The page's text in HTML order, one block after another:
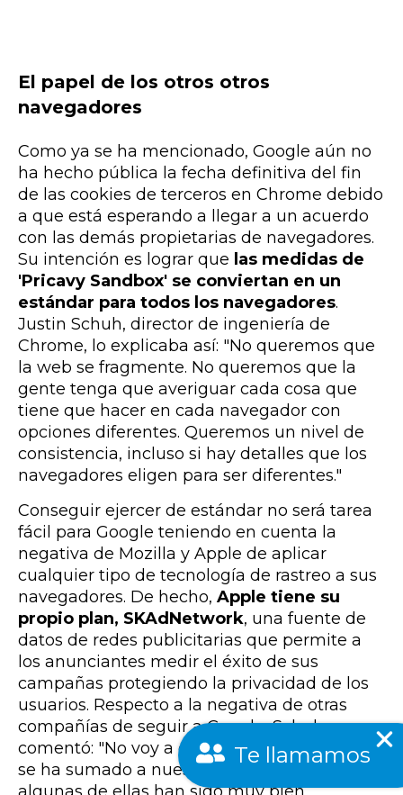
El papel de los otros otros
navegadores
Como ya se ha mencionado, Google aún no
ha hecho pública la fecha definitiva del fin
de las cookies de terceros en Chrome debido
a que está esperando a llegar a un acuerdo
con las demás propietarias de navegadores.
Su intención es lograr que las medidas de
'Pricavy Sandbox' se conviertan en un
estándar para todos los navegadores.
Justin Schuh, director de ingeniería de
Chrome, lo explicaba así: "No queremos que
la web se fragmente. No queremos que la
gente tenga que averiguar cada cosa que
tiene que hacer en cada navegador con
opciones diferentes. Queremos un nivel de
consistencia, incluso si hay detalles que los
navegadores eligen para ser diferentes."
Conseguir ejercer de estándar no será tarea
fácil para Google teniendo en cuenta la
negativa de Mozilla y Apple de aplicar
cualquier tipo de tecnología de rastreo a sus
navegadores. De hecho, Apple tiene su
propio plan, SKAdNetwork, una fuente de
datos de redes publicitarias que permite a
los anunciantes medir el éxito de sus
campañas protegiendo la privacidad de los
usuarios. Respecto a la negativa de otras
compañías de seguir a Google, Schuh
comentó: "No voy a decir que todo el mundo
se ha sumado a nuestras propuestas, pero
Te llamamos